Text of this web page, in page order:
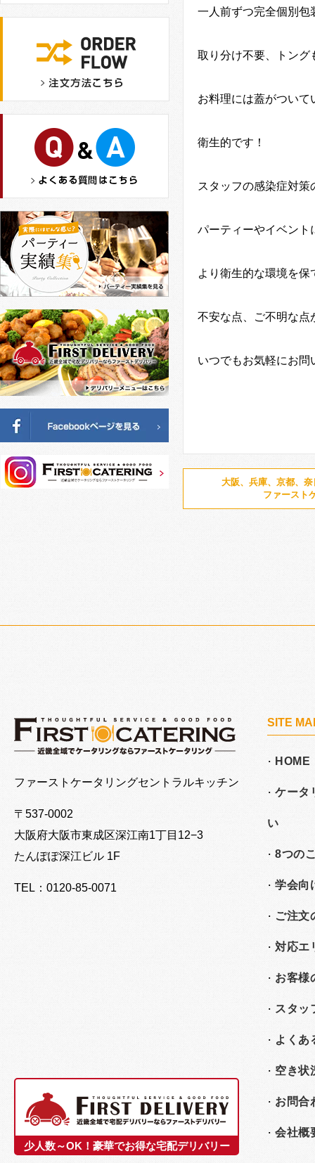
一人前ずつ完全個別包
取り分け不要、トング
お料理には蓋がつい
衛生的です！
スタッフの感染症対策
パーティーやイベント
より衛生的な環境を
不安な点、ご不明な点
いつでもお気軽にお問
大阪、兵庫、京都、
ファースト
ファーストケータリングセントラルキッチン
〒537-0002
大阪府大阪市東成区深江南1丁目12−3
たんぽぽ深江ビル 1F
TEL：0120-85-0071
少人数～OK！豪華でお得な宅配デリバリー
SITE
HOME
ケータ
い
8つの
学会向
ご注文
対応エ
お客様
スタッ
よくあ
空き状
お問合
会社概